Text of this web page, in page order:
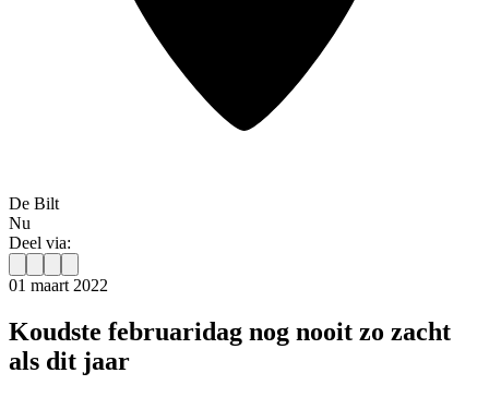
De Bilt
Nu
Deel via:
01 maart 2022
Koudste februaridag nog nooit zo zacht
als dit jaar